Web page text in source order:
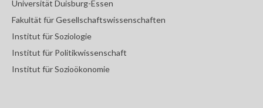
Universität Duisburg-Essen
Fakultät für Gesellschaftswissenschaften
Institut für Soziologie
Institut für Politikwissenschaft
Institut für Sozioökonomie